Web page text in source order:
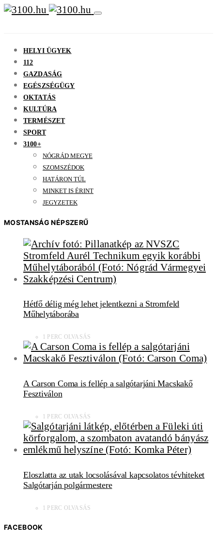
HELYI ÜGYEK
112
GAZDASÁG
EGÉSZSÉGÜGY
OKTATÁS
KULTÚRA
TERMÉSZET
SPORT
3100+
NÓGRÁD MEGYE
SZOMSZÉDOK
HATÁRON TÚL
MINKET IS ÉRINT
JEGYZETEK
MOSTANSÁG NÉPSZERŰ
Hétfő délig még lehet jelentkezni a Stromfeld
Műhelytáborába
1 PERC OLVASÁS
A Carson Coma is fellép a salgótarjáni Macskakő
Fesztiválon
1 PERC OLVASÁS
Eloszlatta az utak locsolásával kapcsolatos tévhiteket
Salgótarján polgármestere
1 PERC OLVASÁS
FACEBOOK